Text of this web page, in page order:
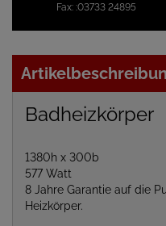
Fax: :03733 24895
Badheizkörper
1380h x 300b
577 Watt
8 Jahre Garantie auf die
Heizkörper.